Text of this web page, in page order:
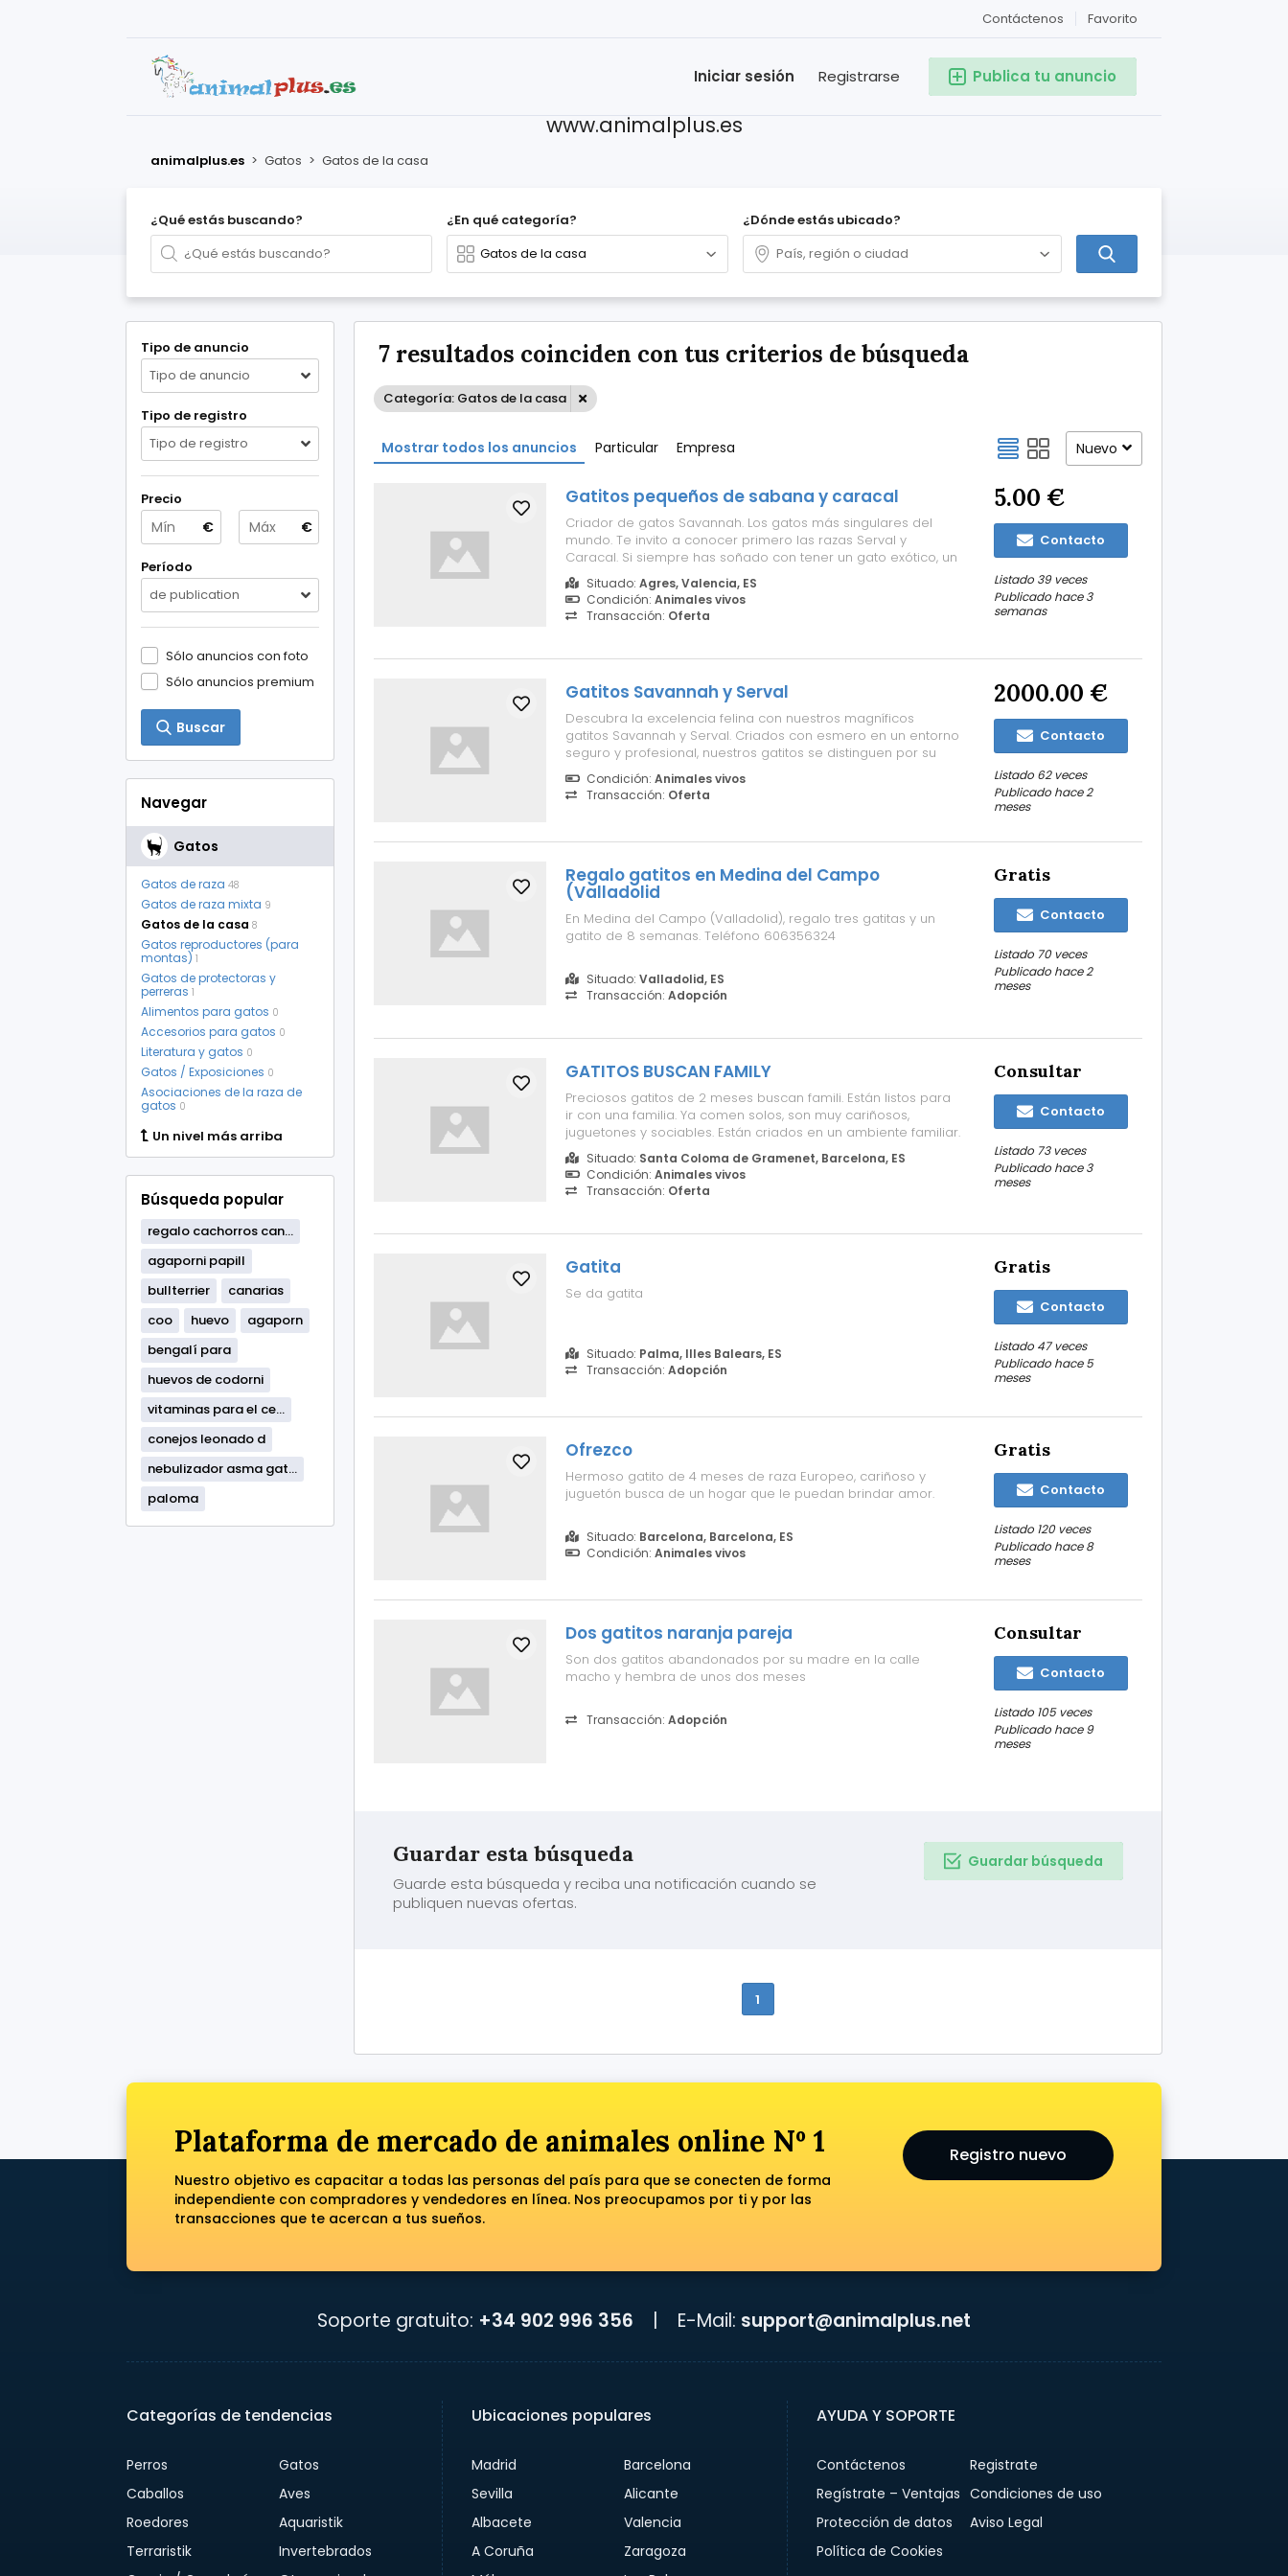
Favorito
Contáctenos
Publica tu anuncio
Registrarse
Iniciar sesión
www.animalplus.es
animalplus.es > Gatos > Gatos de la casa
¿Qué estás buscando? ¿En qué categoría? ¿Dónde estás ubicado?
Tipo de anuncio
Tipo de anuncio
Tipo de registro
Tipo de registro
Precio
€ €
Período
de publication
Sólo anuncios con foto
Sólo anuncios premium
Buscar
Navegar
Gatos
Gatos de raza 48
Gatos de raza mixta 9
Gatos de la casa 8
Gatos reproductores (para
montas) 1
Gatos de protectoras y
perreras 1
Alimentos para gatos 0
Accesorios para gatos 0
Literatura y gatos 0
Gatos / Exposiciones 0
Asociaciones de la raza de
gatos 0
Un nivel más arriba
Búsqueda popular
regalo cachorros can...
agaporni papill
bullterrier
canarias
coo
huevo
agaporn
bengalí para
huevos de codorni
vitaminas para el ce...
conejos leonado d
nebulizador asma gat...
paloma
7 resultados coinciden con tus criterios de búsqueda
Categoría: Gatos de la casa
Mostrar todos los anuncios Particular Empresa Nuevo
Gatitos pequeños de sabana y caracal
Criador de gatos Savannah. Los gatos más singulares del
mundo. Te invito a conocer primero las razas Serval y
Caracal. Si siempre has soñado con tener un gato exótico, un
Savannah o un Caracal... ¡ahora es el momento! Un gato
Savannah podría ser la opción ideal para ti... CAMADA DE
GATITOS SAVANNAH Y CARACAL. Esta es l...
Situado: Agres, Valencia, ES
Condición: Animales vivos
Transacción: Oferta
5.00 €
Contacto
Listado 39 veces
Publicado hace 3
semanas
Gatitos Savannah y Serval
Descubra la excelencia felina con nuestros magníficos
gatitos Savannah y Serval. Criados con esmero en un entorno
seguro y profesional, nuestros gatitos se distinguen por su
belleza exótica, inteligencia excepcional y temperamento
sociable. Cada gatito recibe atención veterinaria integral,
vacunas al día, historial méd...
Condición: Animales vivos
Transacción: Oferta
2000.00 €
Contacto
Listado 62 veces
Publicado hace 2
meses
Regalo gatitos en Medina del Campo
(Valladolid
En Medina del Campo (Valladolid), regalo tres gatitas y un
gatito de 8 semanas. Teléfono 606356324
Situado: Valladolid, ES
Transacción: Adopción
Gratis
Contacto
Listado 70 veces
Publicado hace 2
meses
GATITOS BUSCAN FAMILY
Preciosos gatitos de 2 meses buscan famili. Están listos para
ir con una familia. Ya comen solos, son muy cariñosos,
juguetones y sociables. Están criados en un ambiente familiar.
Situado: Santa Coloma de Gramenet, Barcelona, ES
Condición: Animales vivos
Transacción: Oferta
Consultar
Contacto
Listado 73 veces
Publicado hace 3
meses
Gatita
Se da gatita
Situado: Palma, Illes Balears, ES
Transacción: Adopción
Gratis
Contacto
Listado 47 veces
Publicado hace 5
meses
Ofrezco
Hermoso gatito de 4 meses de raza Europeo, cariñoso y
juguetón busca de un hogar que le puedan brindar amor.
Situado: Barcelona, Barcelona, ES
Condición: Animales vivos
Gratis
Contacto
Listado 120 veces
Publicado hace 8
meses
Dos gatitos naranja pareja
Son dos gatitos abandonados por su madre en la calle
macho y hembra de unos dos meses
Transacción: Adopción
Consultar
Contacto
Listado 105 veces
Publicado hace 9
meses
Guardar esta búsqueda
Guarde esta búsqueda y reciba una notificación cuando se
publiquen nuevas ofertas.
Guardar búsqueda
1
Plataforma de mercado de animales online Nº 1
Nuestro objetivo es capacitar a todas las personas del país para que se conecten de forma
independiente con compradores y vendedores en línea. Nos preocupamos por ti y por las
transacciones que te acercan a tus sueños.
Registro nuevo
Soporte gratuito: +34 902 996 356 E-Mail: support@animalplus.net
Categorías de tendencias
Perros
Gatos
Caballos
Aves
Roedores
Aquaristik
Terraristik
Invertebrados
Ubicaciones populares
Madrid
Barcelona
Sevilla
Alicante
Albacete
Valencia
A Coruña
Zaragoza
AYUDA Y SOPORTE
Contáctenos
Registrate
Regístrate – Ventajas Condiciones de uso
Protección de datos
Aviso Legal
Política de Cookies